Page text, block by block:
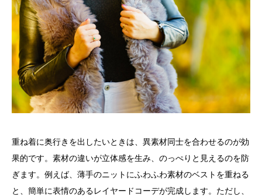
重ね着に奥行きを出したいときは、異素材同士を合わせるのが効
果的です。素材の違いが立体感を生み、のっぺりと見えるのを防
ぎます。例えば、薄手のニットにふわふわ素材のベストを重ねる
と、簡単に表情のあるレイヤードコーデが完成します。ただし、